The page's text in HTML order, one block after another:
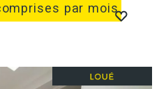
par mois